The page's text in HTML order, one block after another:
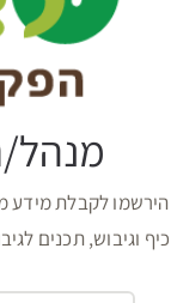
הירשמו לקבלת מידע
כיף וגיבוש, תכנים